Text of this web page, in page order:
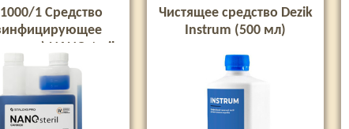
1 Средство
NANOsteril,
1000 мл
Чистящее средство Dezik
Instrum (500 мл)